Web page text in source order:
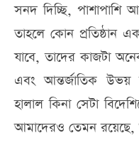
সনদ দিচ্ছি, পাশাপাশি
তাহলে কোন প্রতিষ্ঠান
যাবে, তাদের কাজটা
এবং আন্তর্জাতিক
হালাল কিনা সেটা
আমাদেরও তেমন